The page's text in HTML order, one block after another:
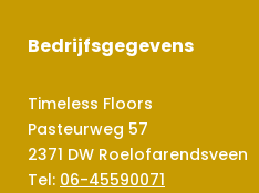
Bedrijfsgegevens
Timeless Floors
Pasteurweg 57
2371 DW Roelofarendsveen
Tel: 06-45590071